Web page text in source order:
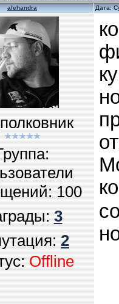
alehandra Дата:
100
3
2
Offline